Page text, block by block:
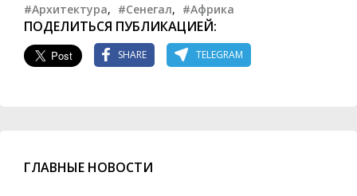
#Архитектура, #Сенегал, #Африка
ПОДЕЛИТЬСЯ ПУБЛИКАЦИЕЙ:
SHARE TELEGRAM
ГЛАВНЫЕ НОВОСТИ